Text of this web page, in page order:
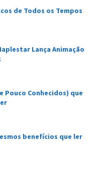
de Todos os Tempos
Lança Animação
Pouco Conhecidos) que
benefícios que ler